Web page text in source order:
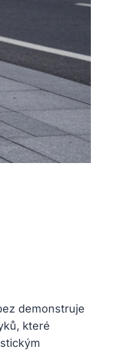
demonstruje
které